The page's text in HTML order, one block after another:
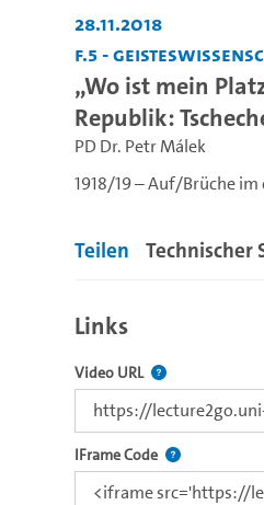
28.11.2018
F.5 -
„Wo ist mein
Republik:
PD Dr. Petr Málek
1918/19 – Auf/Brüche im
Teilen Technischer
Links
Video URL Der Link zu
IFrame Code Nutzen Sie